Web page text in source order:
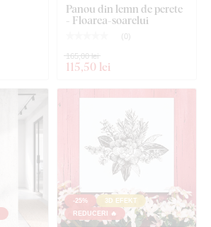
Panou din lemn de perete
- Floarea-soarelui
( 0)
115,50 lei
165,00 lei
-25%
3D EFEKT
REDUCERI 🔥